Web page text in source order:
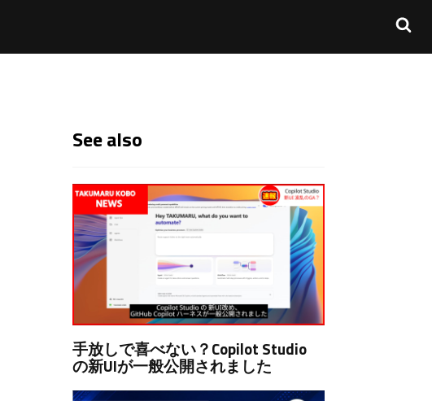
See also
手放しで喜べない？Copilot Studio
の新UIが一般公開されました